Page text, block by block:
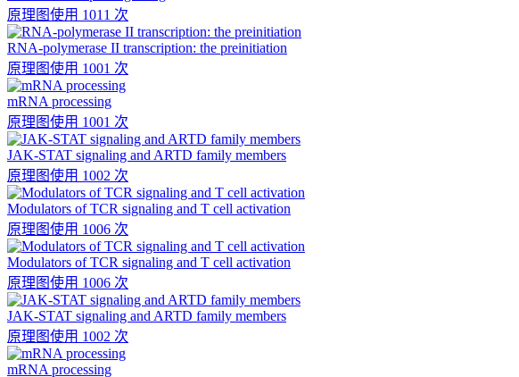
原理图使用 1011 次
RNA-polymerase II transcription: the preinitiation
原理图使用 1001 次
mRNA processing
原理图使用 1001 次
JAK-STAT signaling and ARTD family members
原理图使用 1002 次
Modulators of TCR signaling and T cell activation
原理图使用 1006 次
Modulators of TCR signaling and T cell activation
原理图使用 1006 次
JAK-STAT signaling and ARTD family members
原理图使用 1002 次
mRNA processing